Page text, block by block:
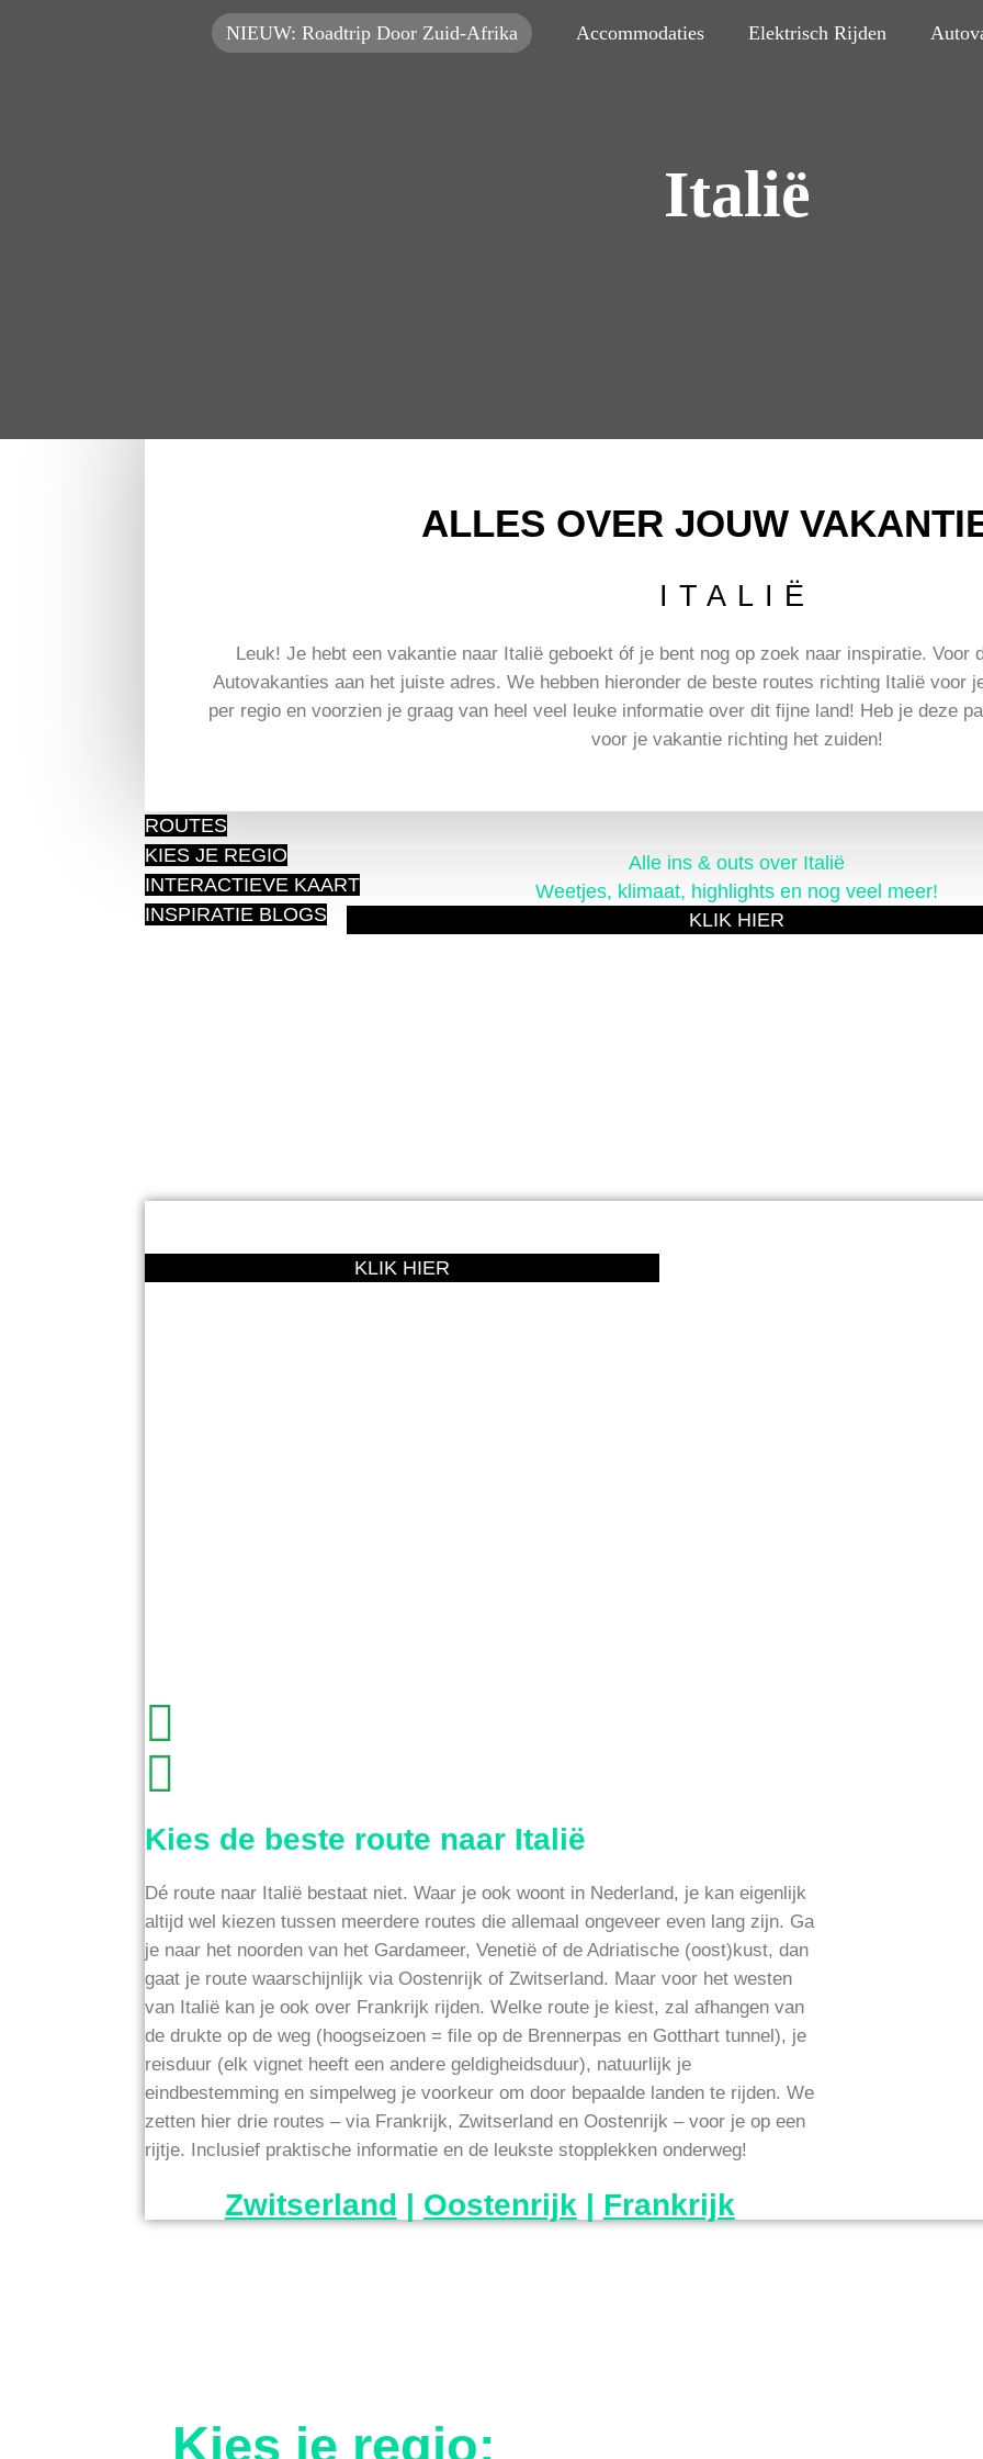
NIEUW: Roadtrip Door Zuid-Afrika Accommodaties Elektrisch Rijden
Italië
ALLES OVER JOUW
ITALIË
Leuk! Je hebt een vakantie naar Italië geboekt óf je bent nog op zoek naar inspiratie. Voor
Autovakanties aan het juiste adres. We hebben hieronder de beste routes richting Italië voor
per regio en voorzien je graag van heel veel leuke informatie over dit fijne land! Heb je deze
voor je vakantie richting het zuiden!
ROUTES
KIES JE REGIO
INTERACTIEVE KAART
INSPIRATIE BLOGS
Alle ins & outs over Italië
Weetjes, klimaat, highlights en nog veel meer!
KLIK HIER
Via Zwitserland
KLIK HIER
Via
Kies de beste route naar Italië
Dé route naar Italië bestaat niet. Waar je ook woont in Nederland, je kan eigenlijk
altijd wel kiezen tussen meerdere routes die allemaal ongeveer even lang zijn. Ga
je naar het noorden van het Gardameer, Venetië of de Adriatische (oost)kust, dan
gaat je route waarschijnlijk via Oostenrijk of Zwitserland. Maar voor het westen
van Italië kan je ook over Frankrijk rijden. Welke route je kiest, zal afhangen van
de drukte op de weg (hoogseizoen = file op de Brennerpas en Gotthart tunnel), je
reisduur (elk vignet heeft een andere geldigheidsduur), natuurlijk je
eindbestemming en simpelweg je voorkeur om door bepaalde landen te rijden. We
zetten hier drie routes – via Frankrijk, Zwitserland en Oostenrijk – voor je op een
rijtje. Inclusief praktische informatie en de leukste stopplekken onderweg!
Zwitserland | Oostenrijk | Frankrijk
Kies je regio: